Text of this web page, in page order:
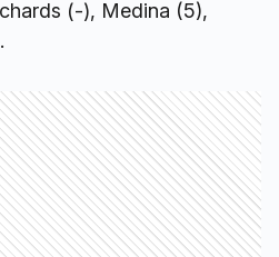
(-), Medina (5),